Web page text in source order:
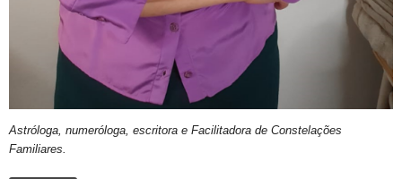
Astróloga, numeróloga, escritora e Facilitadora de Constelações
Familiares.